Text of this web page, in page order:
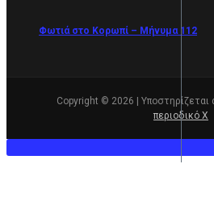
Φωτιά στο Κορωπί – Μήνυμα 112
Copyright © 2026 | Υποστηρίζεται
περιοδικό Χ